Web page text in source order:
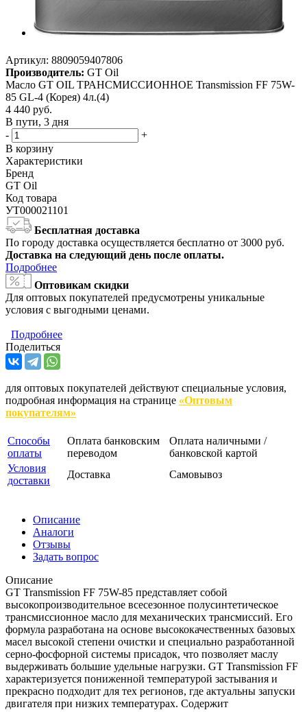
Артикул: 8809059407806
Производитель: GT Oil
Масло GT OIL ТРАНСМИССИОННОЕ Transmission FF 75W-
85 GL-4 (Корея) 4л.(4)
4 440 руб.
В пути, 3 дня
-
+
В корзину
Характеристики
Бренд
GT Oil
Код товара
УТ000021101
Бесплатная доставка
По городу доставка осуществляется бесплатно от 3000 руб.
Доставка на следующий день после оплаты.
Подробнее
Оптовикам скидки
Для оптовых покупателей предусмотрены уникальные
условия с выгодными ценами.
Подробнее
Поделиться
для оптовых покупателей действуют специальные условия,
подробная информация на странице «Оптовым
покупателям»
Способы
оплаты
Оплата банковским
переводом
Оплата наличными /
банковской картой
Условия
доставки
Доставка Самовывоз
Описание
Аналоги
Отзывы
Задать вопрос
Описание
GT Transmission FF 75W-85 представляет собой
высокопроизводительное всесезонное полусинтетическое
трансмиссионное масло для механических трансмиссий. Его
формула разработана на основе высококачественных базовых
масел высокой степени очистки и специально разработанной
серно-фосфорной системы присадок, что позволяет маслу
выдерживать большие удельные нагрузки. GT Transmission FF
характеризуется пониженной температурой застывания и
прекрасно подходит для тех регионов, где актуальны запуски
двигателя при низких температурах. Содержит